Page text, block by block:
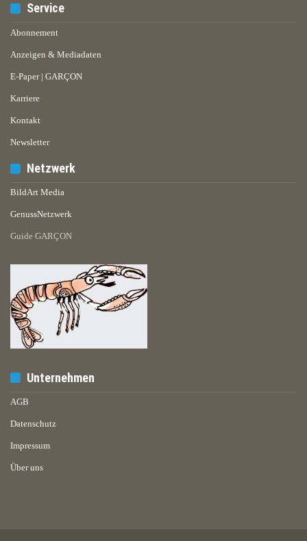
Service
Abonnement
Anzeigen & Mediadaten
E-Paper | GARÇON
Karriere
Kontakt
Newsletter
Netzwerk
BildArt Media
GenussNetzwerk
Guide GARÇON
Unternehmen
AGB
Datenschutz
Impressum
Über uns